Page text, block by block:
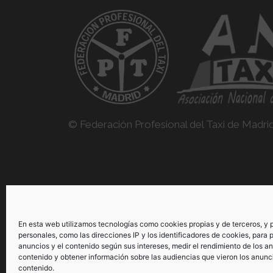
En esta web utilizamos tecnologías como cookies propias y de terceros, y
personales, como las direcciones IP y los identificadores de cookies, para
anuncios y el contenido según sus intereses, medir el rendimiento de los
contenido y obtener información sobre las audiencias que vieron los
contenido.
© Federación Profesional del Taxi de
> Consulta aquí nuestras políticas de
legal